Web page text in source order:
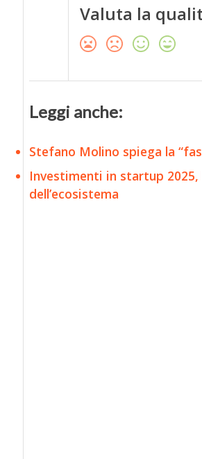
Valuta la
Leggi anche:
Stefano Molino spiega la
Investimenti in startup 2025,
dell’ecosistema